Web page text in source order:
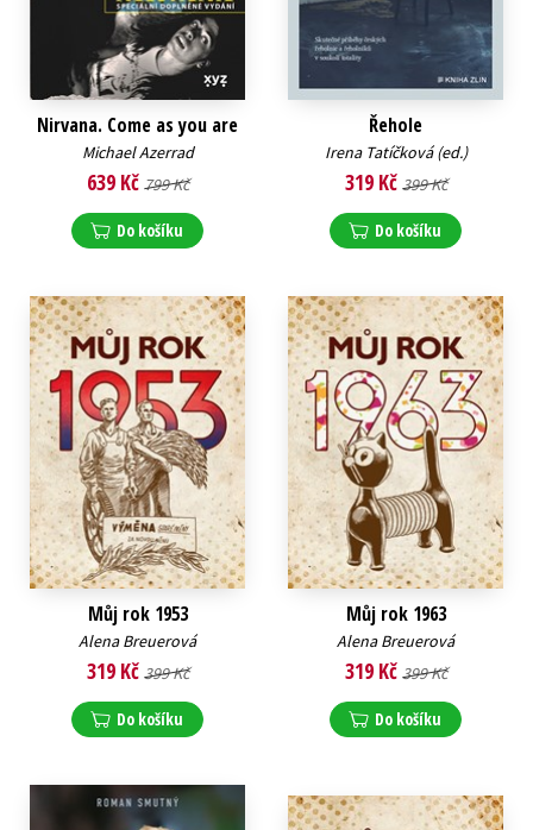
Nirvana. Come as you are
Michael Azerrad
639 Kč 799 Kč
Do košíku
Řehole
Irena Tatíčková (ed.)
319 Kč 399 Kč
Do košíku
Můj rok 1953
Alena Breuerová
319 Kč 399 Kč
Do košíku
Můj rok 1963
Alena Breuerová
319 Kč 399 Kč
Do košíku